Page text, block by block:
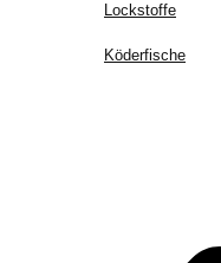
Lockstoffe
Köderfische